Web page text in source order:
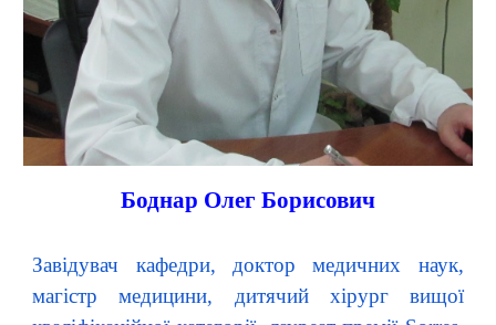
Боднар Олег Борисович
Завідувач кафедри, доктор медичних наук,
магістр медицини, дитячий хірург вищої